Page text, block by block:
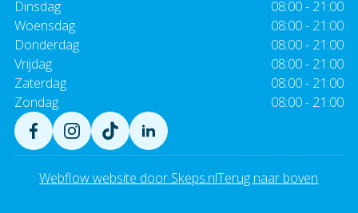
Dinsdag
08:00 - 21:00
Woensdag
08:00 - 21:00
Donderdag
08:00 - 21:00
Vrijdag
08:00 - 21:00
Zaterdag
08:00 - 21:00
Zondag
08:00 - 21:00
Webflow website door Skeps.nlTerug naar boven